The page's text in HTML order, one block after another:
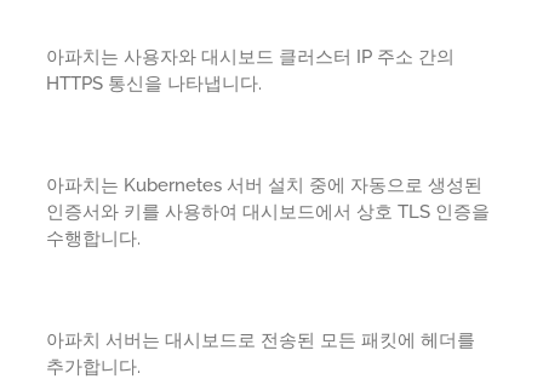
아파치는 사용자와 대시보드 클러스터 IP 주소 간의
HTTPS 통신을 나타냅니다.
아파치는 Kubernetes 서버 설치 중에 자동으로 생성된
인증서와 키를 사용하여 대시보드에서 상호 TLS 인증을
수행합니다.
아파치 서버는 대시보드로 전송된 모든 패킷에 헤더를
추가합니다.